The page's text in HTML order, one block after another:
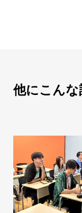
他にこん